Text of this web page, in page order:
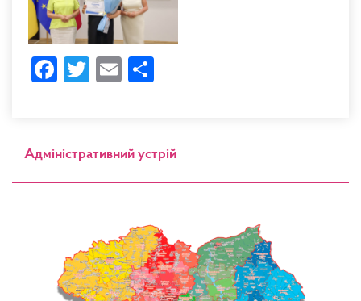
Facebook
Twitter
Email
Адміністративний устрій